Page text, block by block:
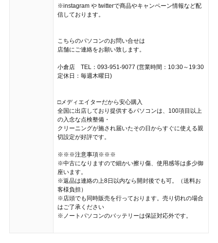
※instagram や twitterで商品やキャンペーン情報など配
信しております。
こちらのパソコンのお問い合せは
店舗にご連絡をお願い致します。
小倉店 TEL：093-951-9077 (営業時間：10:30～19:30
定休日：毎週木曜日)
□メディエイターだから安心購入
全国に出店しており提供するパソコンは、100項目以上
の入念な点検整備・
クリーニングが施され届いたその日からすぐに使える親
切設定が好評です。
※※※注意事項※※※
※中古になりますので細かい擦り傷、使用感等は多少御
座います。
※返品は連絡の上8日以内なら開封後でも可。（送料お
客様負担）
※店頭でも同時販売を行っております。売り切れの場合
はご了承ください
※ノートパソコンのバッテリーは保証対応外です。